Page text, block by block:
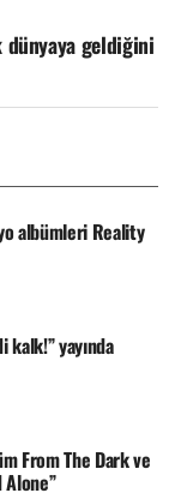
dünyaya geldiğini
albümleri Reality
kalk!” yayında
From The Dark ve